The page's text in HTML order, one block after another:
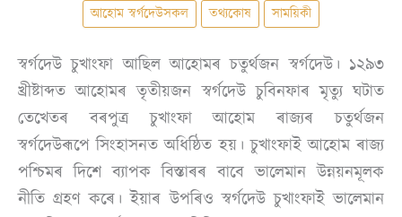
আহোম স্বৰ্গদেউসকল তথ্যকোষ সাময়িকী
স্বৰ্গদেউ চুখাংফা আছিল আহোমৰ চতুৰ্থজন স্বৰ্গদেউ। ১২৯৩
খ্ৰীষ্টাব্দত আহোমৰ তৃতীয়জন স্বৰ্গদেউ চুবিনফাৰ মৃত্যু ঘটাত
তেখেতৰ বৰপুত্ৰ চুখাংফা আহোম ৰাজ্যৰ চতুৰ্থজন
স্বৰ্গদেউৰূপে সিংহাসনত অধিষ্ঠিত হয়। চুখাংফাই আহোম ৰাজ্য
পশ্চিমৰ দিশে ব্যাপক বিস্তাৰৰ বাবে ভালেমান উন্নয়নমূলক
নীতি গ্ৰহণ কৰে। ইয়াৰ উপৰিও স্বৰ্গদেউ চুখাংফাই ভালেমান